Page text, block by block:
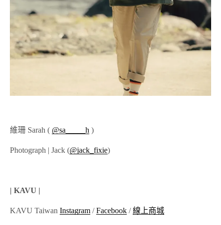
維珊 Sarah ( @sa_____h )
Photograph | Jack (@jack_fixie)
| KAVU |
KAVU TaiwanInstagram /Facebook /線上商城